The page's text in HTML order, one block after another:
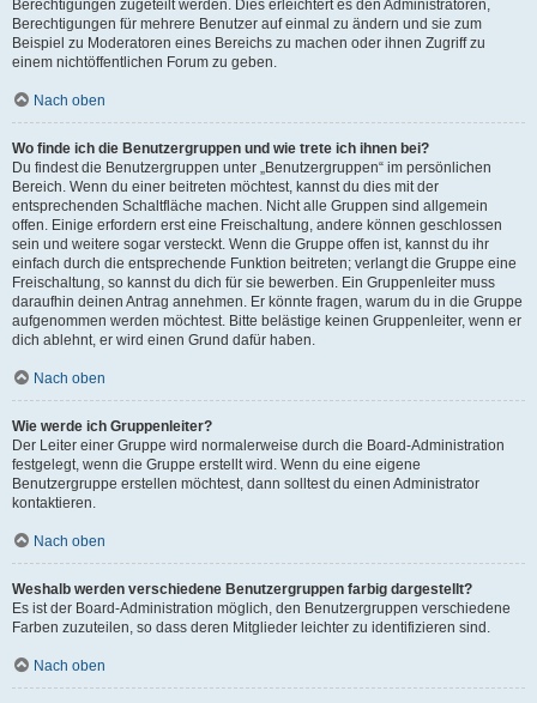
Berechtigungen zugeteilt werden. Dies erleichtert es den Administratoren,
Berechtigungen für mehrere Benutzer auf einmal zu ändern und sie zum
Beispiel zu Moderatoren eines Bereichs zu machen oder ihnen Zugriff zu
einem nichtöffentlichen Forum zu geben.
Nach oben
Wo finde ich die Benutzergruppen und wie trete ich ihnen bei?
Du findest die Benutzergruppen unter „Benutzergruppen“ im persönlichen
Bereich. Wenn du einer beitreten möchtest, kannst du dies mit der
entsprechenden Schaltfläche machen. Nicht alle Gruppen sind allgemein
offen. Einige erfordern erst eine Freischaltung, andere können geschlossen
sein und weitere sogar versteckt. Wenn die Gruppe offen ist, kannst du ihr
einfach durch die entsprechende Funktion beitreten; verlangt die Gruppe eine
Freischaltung, so kannst du dich für sie bewerben. Ein Gruppenleiter muss
daraufhin deinen Antrag annehmen. Er könnte fragen, warum du in die Gruppe
aufgenommen werden möchtest. Bitte belästige keinen Gruppenleiter, wenn er
dich ablehnt, er wird einen Grund dafür haben.
Nach oben
Wie werde ich Gruppenleiter?
Der Leiter einer Gruppe wird normalerweise durch die Board-Administration
festgelegt, wenn die Gruppe erstellt wird. Wenn du eine eigene
Benutzergruppe erstellen möchtest, dann solltest du einen Administrator
kontaktieren.
Nach oben
Weshalb werden verschiedene Benutzergruppen farbig dargestellt?
Es ist der Board-Administration möglich, den Benutzergruppen verschiedene
Farben zuzuteilen, so dass deren Mitglieder leichter zu identifizieren sind.
Nach oben